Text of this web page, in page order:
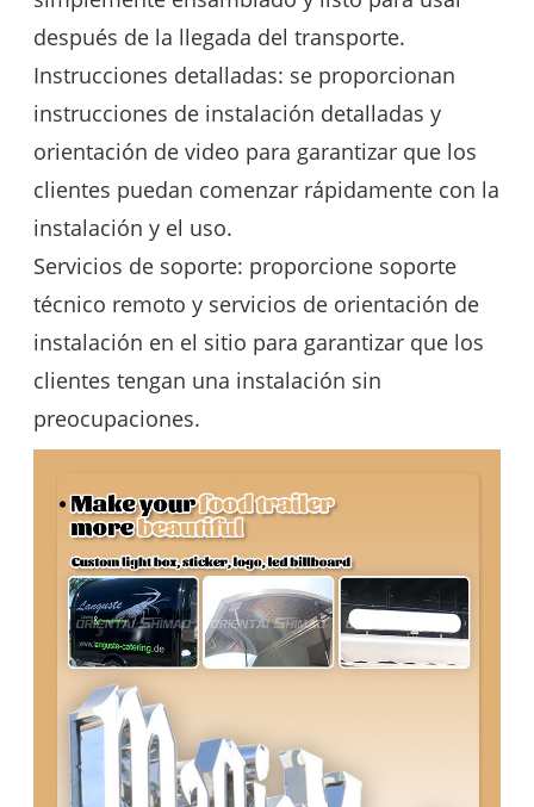
después de la llegada del transporte.
Instrucciones detalladas: se proporcionan
instrucciones de instalación detalladas y
orientación de video para garantizar que los
clientes puedan comenzar rápidamente con la
instalación y el uso.
Servicios de soporte: proporcione soporte
técnico remoto y servicios de orientación de
instalación en el sitio para garantizar que los
clientes tengan una instalación sin
preocupaciones.